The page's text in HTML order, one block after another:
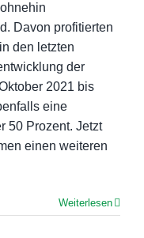
Davon profitierten
den letzten
der
2021 bis
eine
50 Prozent. Jetzt
einen weiteren
Weiterlesen